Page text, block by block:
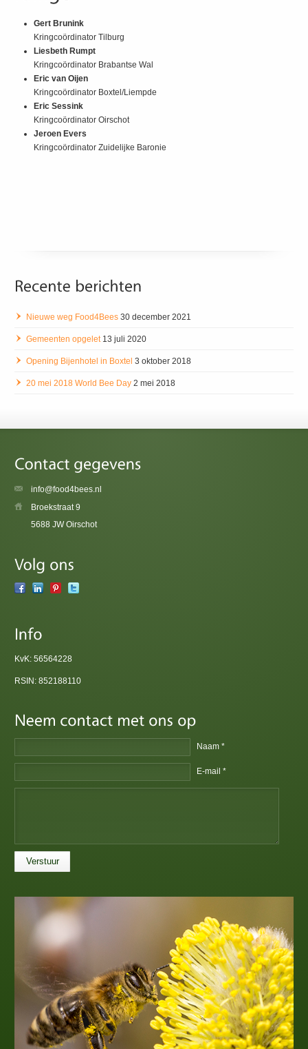
Gert Brunink
Kringcoördinator Tilburg
Liesbeth Rumpt
Kringcoördinator Brabantse Wal
Eric van Oijen
Kringcoördinator Boxtel/Liempde
Eric Sessink
Kringcoördinator Oirschot
Jeroen Evers
Kringcoördinator Zuidelijke Baronie
Nieuwe weg Food4Bees 30 december 2021
Gemeenten opgelet 13 juli 2020
Opening Bijenhotel in Boxtel 3 oktober 2018
20 mei 2018 World Bee Day 2 mei 2018
info@food4bees.nl
Broekstraat 9
5688 JW Oirschot
KvK: 56564228
RSIN: 852188110
Naam *
E-mail *
Verstuur